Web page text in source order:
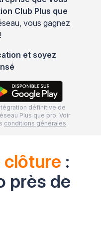
Club Plus que
vous gagnez
et soyez
définitive de
Plus que pro. Voir
conditions générales.
clôture :
près de